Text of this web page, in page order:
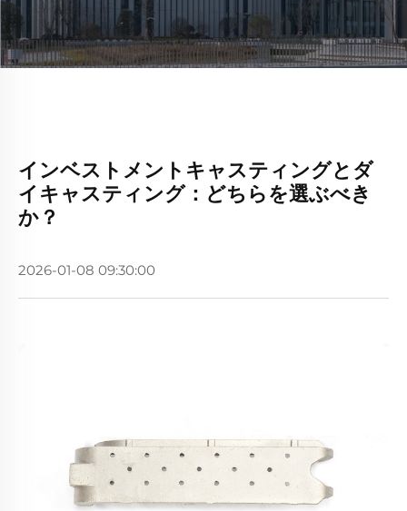
インベストメントキャスティングとダ
イキャスティング：どちらを選ぶべき
か？
2026-01-08 09:30:00